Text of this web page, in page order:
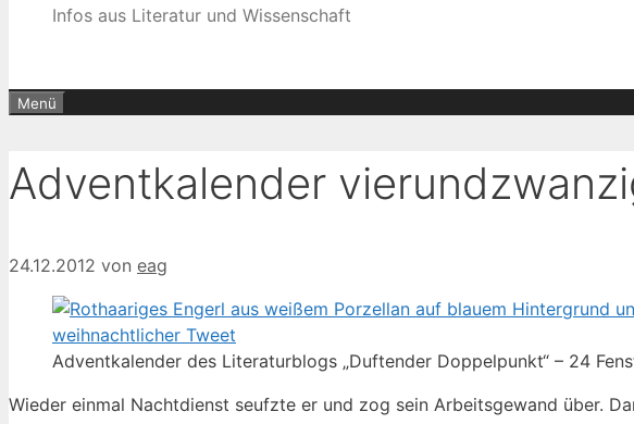
Infos aus Literatur und Wissenschaft
Menü
Adventkalender
24.12.2012 von eag
Adventkalender des Literaturblogs „Duftender Doppelpunkt“ – 24
Wieder einmal Nachtdienst seufzte er und zog sein Arbeitsgewand über.